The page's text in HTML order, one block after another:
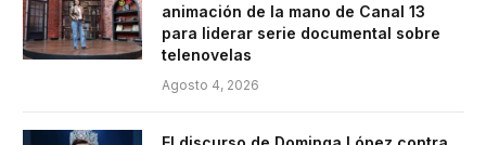
animación de la mano de Canal 13
para liderar serie documental sobre
telenovelas
Agosto 4, 2026